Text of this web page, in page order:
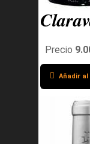
Precio
Añadir